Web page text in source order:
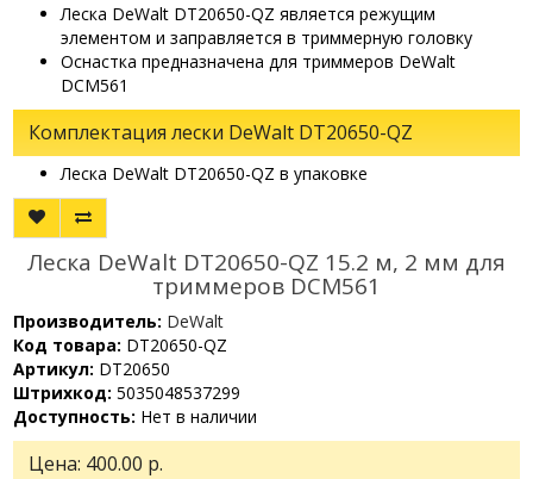
Леска DeWalt DT20650-QZ является режущим
элементом и заправляется в триммерную головку
Оснастка предназначена для триммеров DeWalt
DCM561
Комплектация лески DeWalt DT20650-QZ
Леска DeWalt DT20650-QZ в упаковке
Леска DeWalt DT20650-QZ 15.2 м, 2 мм для
триммеров DCM561
Производитель: DeWalt
Код товара: DT20650-QZ
Артикул: DT20650
Штрихкод: 5035048537299
Доступность: Нет в наличии
Цена: 400.00 р.